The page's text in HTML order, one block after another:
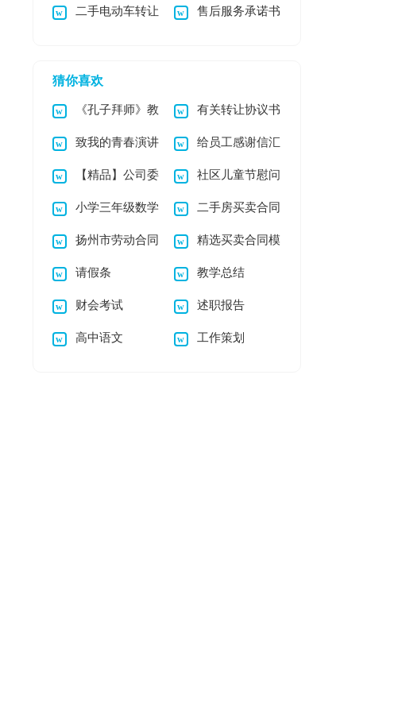
表扬信范文集锦八篇 14篇
二手电动车转让 售后服务承诺书
猜你喜欢
《孔子拜师》教
学设计15篇
有关转让协议书
集锦7篇
致我的青春演讲
稿
给员工感谢信汇
总6篇
【精品】公司委
托书范文集锦十篇
社区儿童节慰问
信汇总七篇
小学三年级数学
趣味故事
二手房买卖合同
扬州市劳动合同 精选买卖合同模
板集合六篇
请假条 教学总结
财会考试 述职报告
高中语文 工作策划